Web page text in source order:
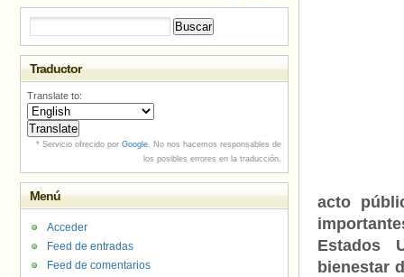
acto
Estados
bienestar
Traductor
Translate to:
* Servicio ofrecido por Google. No nos hacemos responsables de
los posibles errores en la traducción.
Menú
Acceder
Feed de entradas
Feed de comentarios